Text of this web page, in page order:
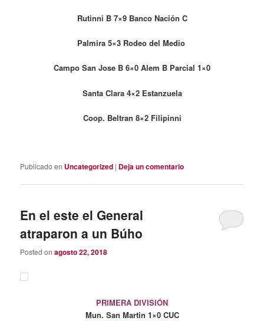
Rutinni B 7×9 Banco Nación C
Palmira 5×3 Rodeo del Medio
Campo San Jose B 6×0 Alem B Parcial 1×0
Santa Clara 4×2 Estanzuela
Coop. Beltran 8×2 Filipinni
Publicado en Uncategorized | Deja un comentario
En el este el General
atraparon a un Búho
Posted onagosto 22, 2018
PRIMERA DIVISIÓN
Mun. San Martin 1×0 CUC